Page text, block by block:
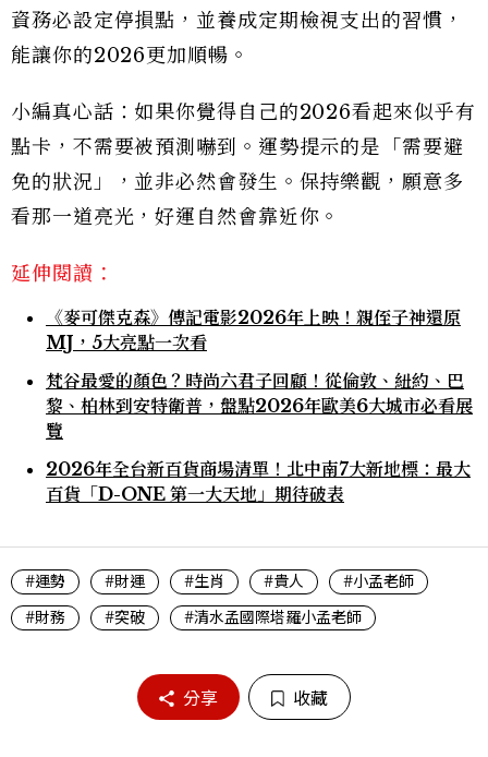
資務必設定停損點，並養成定期檢視支出的習慣，
能讓你的2026更加順暢。
小編真心話：如果你覺得自己的2026看起來似乎有
點卡，不需要被預測嚇到。運勢提示的是「需要避
免的狀況」，並非必然會發生。保持樂觀，願意多
看那一道亮光，好運自然會靠近你。
延伸閱讀：
《麥可傑克森》傳記電影2026年上映！親侄子神還原
MJ，5大亮點一次看
梵谷最愛的顏色？時尚六君子回顧！從倫敦、紐約、巴
黎、柏林到安特衛普，盤點2026年歐美6大城市必看展
覽
2026年全台新百貨商場清單！北中南7大新地標：最大
百貨「D-ONE 第一大天地」期待破表
#運勢 #財運 #生肖 #貴人
#小孟老師
#財務
#突破 #清水孟國際塔羅小孟老師
分享 收藏